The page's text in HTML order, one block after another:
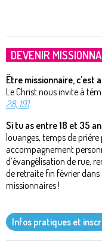
DEVENIR
Être missionnaire, c’est
Le Christ nous invite à
28, 19).
Si tu as entre 18 et 35
louanges, temps de
accompagnement
d’évangélisation de rue,
de retraite fin février dans
missionnaires !
Infos pratiques et